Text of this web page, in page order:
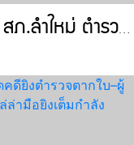
ยะลา | คืบหน้าคนร้ายบุกยิงถล่ม สภ.ลำใหม่ ตำรวจยิงตอบโต้นานหลายนาที